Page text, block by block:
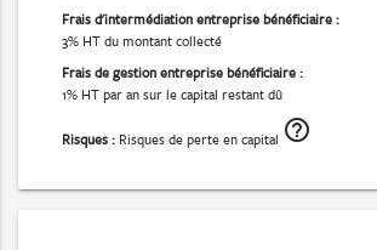
Frais d'intermédiation entreprise bénéficiaire :
3% HT du montant collecté
Frais de gestion entreprise bénéficiaire :
1% HT par an sur le capital restant dû
Risques : Risques de perte en capital help_outline